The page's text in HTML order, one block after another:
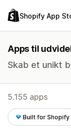
Shopify App
Apps til
Skab et unikt
5.155 apps
Built for Shopify